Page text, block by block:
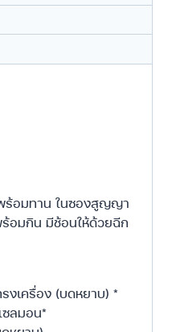
ร้อมทาน ในซองสูญญา
อมกิน มีช้อนให้ด้วยฉีก
งเครื่อง (บดหยาบ) *
ลมอน*